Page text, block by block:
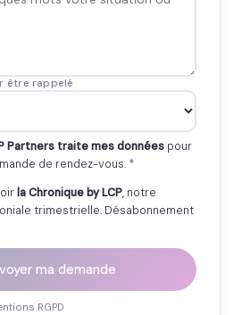
être rappelé
Partners traite mes données pour
de rendez-vous. *
la Chronique by LCP, notre
trimestrielle. Désabonnement
ma demande
RGPD